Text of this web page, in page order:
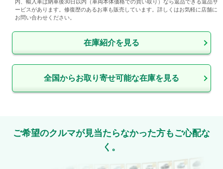
内、輸入車は納車後30日以内（車両本体価格での買い取り）なら返品できる返品サ
ービスがあります。修復歴のあるお車も販売しています。詳しくはお気軽に店舗に
お問い合わせください。
在庫紹介を見る
全国からお取り寄せ可能な在庫を見る
ご希望のクルマが見当たらなかった方もご心配な
く。